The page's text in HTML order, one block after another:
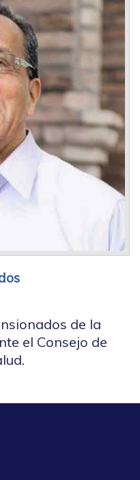
de la
el Consejo de